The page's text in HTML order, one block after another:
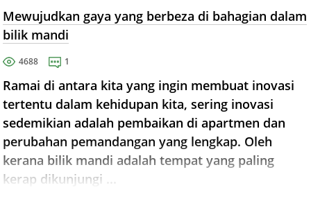
Mewujudkan gaya yang berbeza di bahagian dalam
bilik mandi
4688 1
Ramai di antara kita yang ingin membuat inovasi
tertentu dalam kehidupan kita, sering inovasi
sedemikian adalah pembaikan di apartmen dan
perubahan pemandangan yang lengkap. Oleh
kerana bilik mandi adalah tempat yang paling
kerap dikunjungi ...